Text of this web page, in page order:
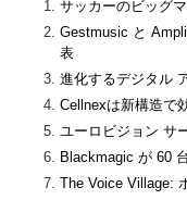
サッカーのビッグ
Gestmusic と
表
進化するデジタル
Cellnexは新構造で
ユーロビジョン サ
Blackmagic が 60
The Voice Village: